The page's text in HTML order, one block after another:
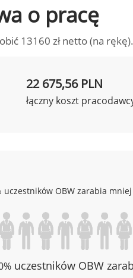
o pracę
13160 zł netto (na rękę).
22 675,56 PLN
łączny koszt
uczestników OBW zarabia mniej
uczestników OBW